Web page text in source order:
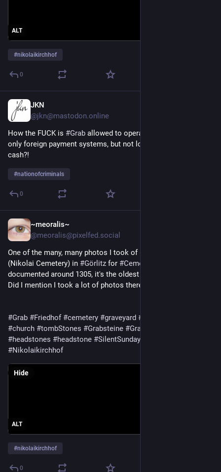
ALT
#nikolaikirchhof
0
JKN
@jkn@mastodon.online
How the FUCK is #Grab allowed to operate here accepting
only foreign payment systems, but not local systems or even
cash?!
#nationofcriminals
0
~meoralis~
@meoralis@pixelfed.social
One of the many, many photos I took of#Nikolaifriedhof
(Nikolai Cemetery) in #Görlitz for #CemeterySunday
documented around 1305, it's the oldest cemetery in the town.
Did I mention I took a lot of photos there? 😏
#Grab #Friedhof #cemetery #graveyard #churchyard
#church #tombStones #Grabsteine #Grabstein
#headstones #headstone #SilentSunday
#Nikolaikirchhof
ALT
Hide
#nikolaikirchhof
0